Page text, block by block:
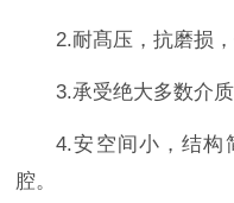
2.耐髙压，抗磨损
3.承受绝大多数介
4.安空间小，结构
腔。